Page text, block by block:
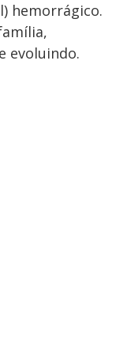
hemorrágico.
evoluindo.